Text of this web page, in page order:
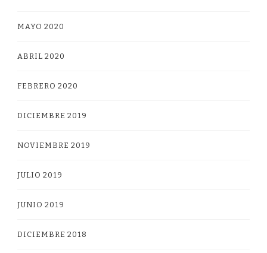
MAYO 2020
ABRIL 2020
FEBRERO 2020
DICIEMBRE 2019
NOVIEMBRE 2019
JULIO 2019
JUNIO 2019
DICIEMBRE 2018